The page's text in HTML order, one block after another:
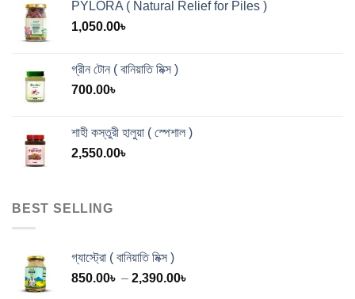
through
PYLORA ( Natural Relief for Piles )
1,050.00৳
গ্রীন টোন ( বানিয়াতি মিক্স )
700.00৳
শাহী কস্তুরী হালুয়া ( স্পেশাল )
2,550.00৳
BEST SELLING
গ্যাস্ট্রো ( বানিয়াতি মিক্স )
850.00৳ – 2,390.00৳